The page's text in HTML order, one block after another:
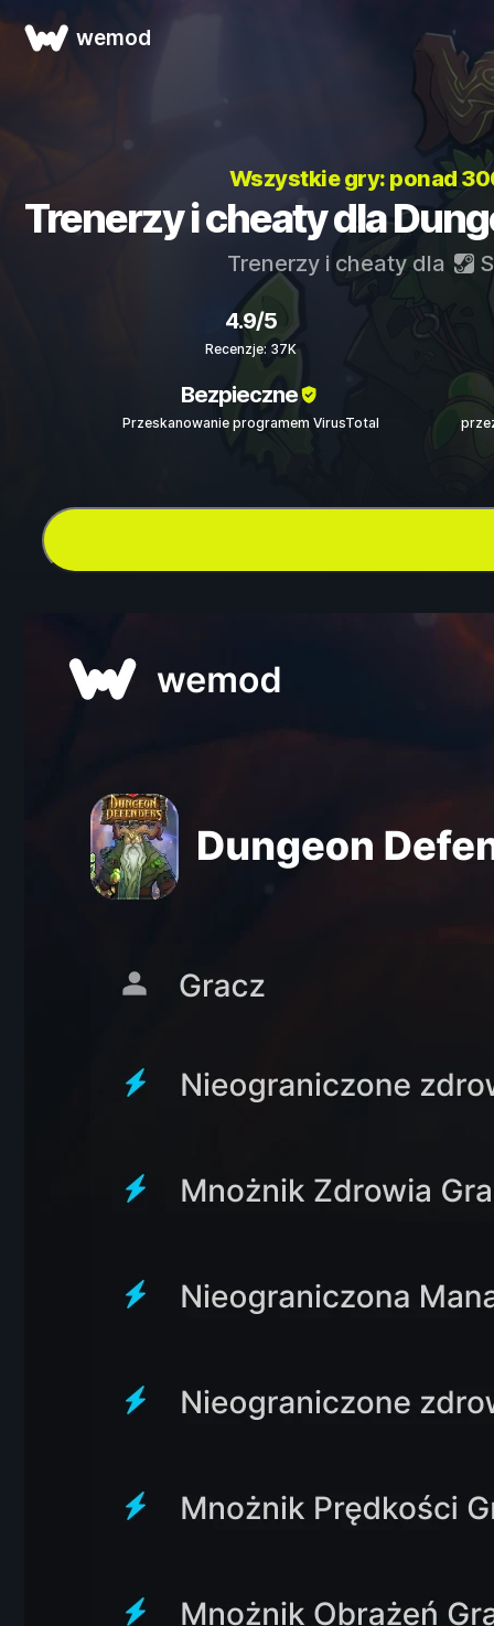
wemod
Wszystkie gry: ponad
Trenerzy i cheaty dla
Trenerzy i cheaty dla
4.9/5
Recenzje: 37K
Bezpieczne
Przeskanowanie programem VirusTotal